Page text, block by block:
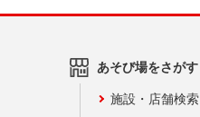
あそび場をさがす
施設・店舗検索